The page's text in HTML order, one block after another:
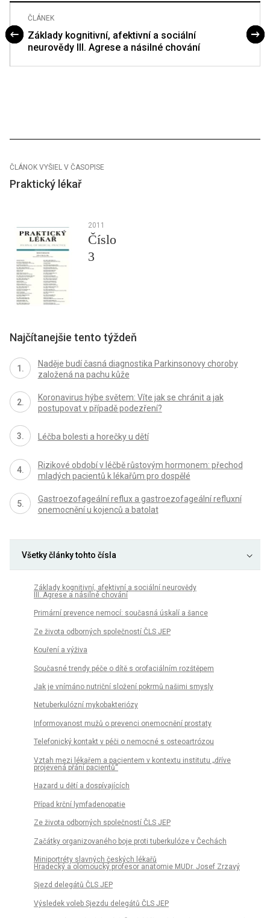
ČLÁNEK
Základy kognitivní, afektivní a sociální
neurovědy III. Agrese a násilné chování
ČLÁNOK VYŠIEL V ČASOPISE
Praktický lékař
2011
Číslo
3
Najčítanejšie tento týždeň
Naděje budí časná diagnostika Parkinsonovy choroby
založená na pachu kůže
Koronavirus hýbe světem: Víte jak se chránit a jak
postupovat v případě podezření?
Léčba bolesti a horečky u dětí
Rizikové období v léčbě růstovým hormonem: přechod
mladých pacientů k lékařům pro dospělé
Gastroezofageální reflux a gastroezofageální refluxní
onemocnění u kojenců a batolat
Všetky články tohto čísla
Základy kognitivní, afektivní a sociální neurovědy
III. Agrese a násilné chování
Primární prevence nemocí: současná úskalí a šance
Ze života odborných společností ČLS JEP
Kouření a výživa
Současné trendy péče o dítě s orofaciálním rozštěpem
Jak je vnímáno nutriční složení pokrmů našimi smysly
Netuberkulózní mykobakteriózy
Informovanost mužů o prevenci onemocnění prostaty
Telefonický kontakt v péči o nemocné s osteoartrózou
Vztah mezi lékařem a pacientem v kontextu institutu „dříve
projevená přání pacientů“
Hazard u dětí a dospívajících
Případ krční lymfadenopatie
Ze života odborných společností ČLS JEP
Začátky organizovaného boje proti tuberkulóze v Čechách
Miniportréty slavných českých lékařů
Hradecký a olomoucký profesor anatomie MUDr. Josef Zrzavý
Sjezd delegátů ČLS JEP
Výsledek voleb Sjezdu delegátů ČLS JEP